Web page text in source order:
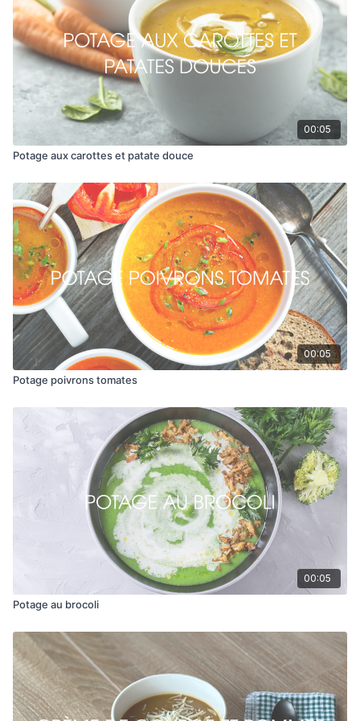
Mélanger jusqu’à l’obtention de la texture désirée.
00:05
Potage aux carottes et patate douce
00:05
Potage poivrons tomates
00:05
Potage au brocoli